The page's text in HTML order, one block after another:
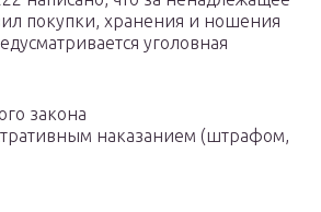
покупки, хранения и ношения
уголовная
закона
наказанием (штрафом,